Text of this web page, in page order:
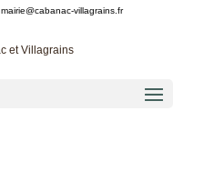
mairie@cabanac-villagrains.fr